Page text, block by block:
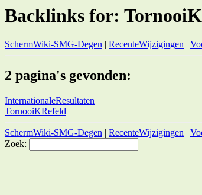
Backlinks for:
SchermWiki-SMG-Degen | RecenteWijzigingen |
2 pagina's gevonden:
InternationaleResultaten
TornooiKRefeld
SchermWiki-SMG-Degen | RecenteWijzigingen |
Zoek: